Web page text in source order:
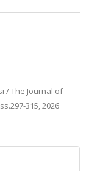
/ The Journal of
315, 2026